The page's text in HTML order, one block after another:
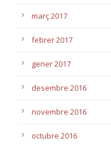
març 2017
febrer 2017
gener 2017
desembre 2016
novembre 2016
octubre 2016